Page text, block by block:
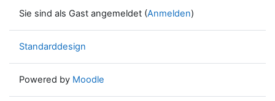
Sie sind als Gast angemeldet (Anmelden)
Standarddesign
Powered by Moodle